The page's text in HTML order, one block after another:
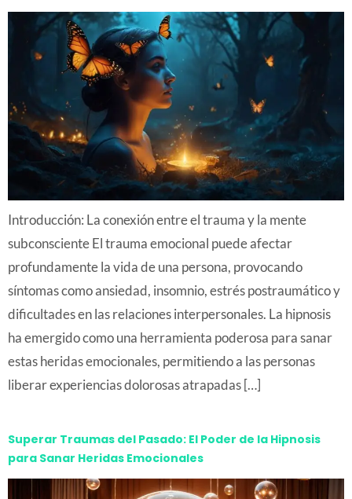
Introducción: La conexión entre el trauma y la mente
subconsciente El trauma emocional puede afectar
profundamente la vida de una persona, provocando
síntomas como ansiedad, insomnio, estrés postraumático y
dificultades en las relaciones interpersonales. La hipnosis
ha emergido como una herramienta poderosa para sanar
estas heridas emocionales, permitiendo a las personas
liberar experiencias dolorosas atrapadas […]
Superar Traumas del Pasado: El Poder de la Hipnosis
para Sanar Heridas Emocionales